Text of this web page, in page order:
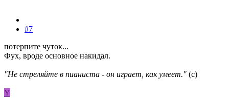
#7
потерпите чуток...
Фух, вроде основное накидал.
"Не стреляйте в пианиста - он играет, как умеет." (с)
Y